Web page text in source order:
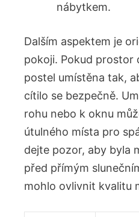
nábytkem.
Dalším aspektem je
pokoji. Pokud⁢ prostor
postel umístěna tak,
cítilo ⁢se bezpečně.
rohu nebo k ⁣oknu
útulného místa pro
⁣dejte pozor, aby ‌byla
před⁤ přímým
mohlo ovlivnit⁣ kvalitu